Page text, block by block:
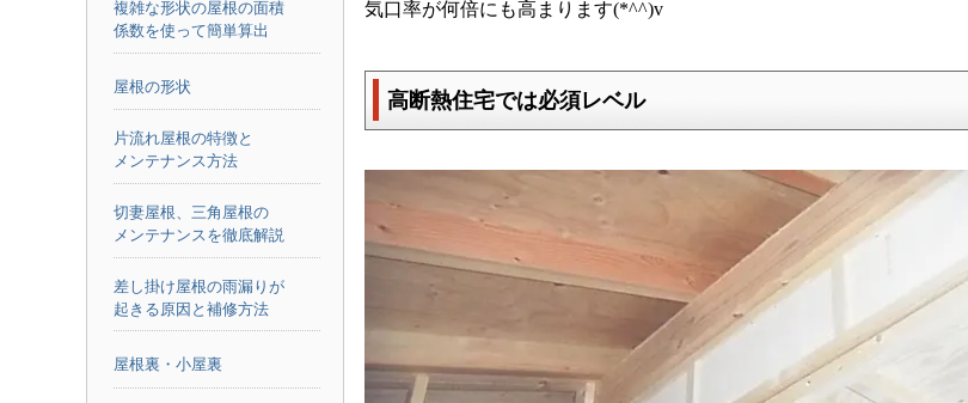
複雑な形状の屋根の面積
係数を使って簡単算出
屋根の形状
片流れ屋根の特徴と
メンテナンス方法
切妻屋根、三角屋根の
メンテナンスを徹底解説
差し掛け屋根の雨漏りが
起きる原因と補修方法
屋根裏・小屋裏
気口率が何倍にも高まります(*^^)v
高断熱住宅では必須レベル